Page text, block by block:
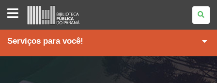
BIBLIOTECA
PARANÁ
Serviços para você!